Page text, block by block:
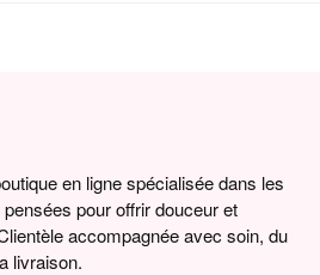
en ligne spécialisée dans les
pour offrir douceur et
accompagnée avec soin, du
livraison.